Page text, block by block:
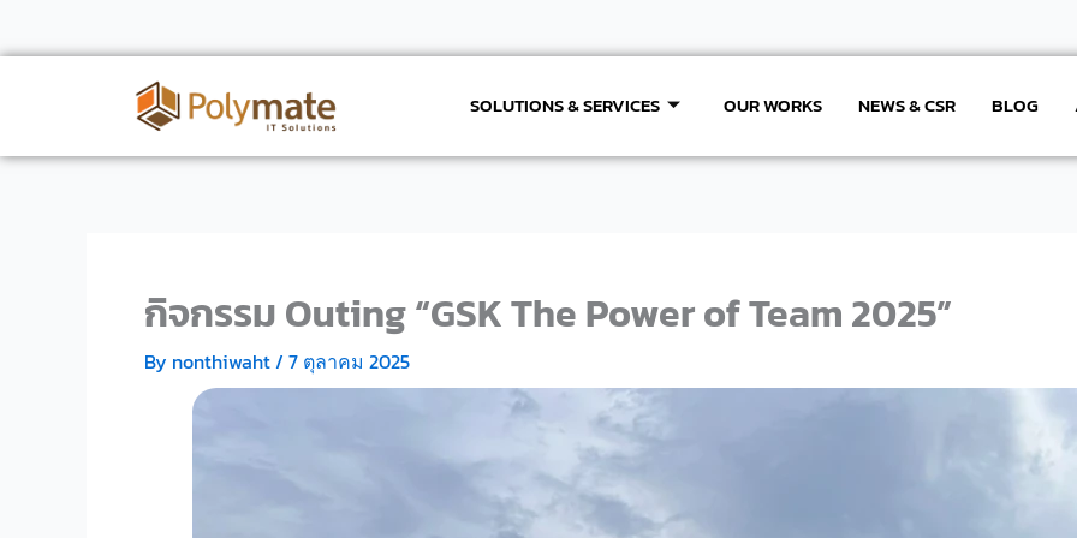
to
SOLUTIONS & SERVICES OUR WORKS NEWS & CSR BLOG
กิจกรรม Outing “GSK The Power of Team 2025”
By nonthiwaht/ 7 ตุลาคม 2025